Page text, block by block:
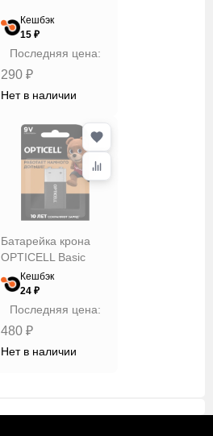
Кешбэк
15 ₽
Последняя цена:
290 ₽
Нет в наличии
Батарейка крона
OPTICELL Basic
Кешбэк
24 ₽
Последняя цена:
480 ₽
Нет в наличии